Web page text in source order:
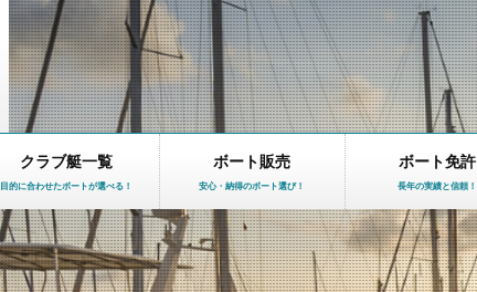
クラブ艇一覧
目的に合わせたボートが選べる！
ボート販売
安心・納得のボート選び！
ボート免許
長年の実績と信頼！